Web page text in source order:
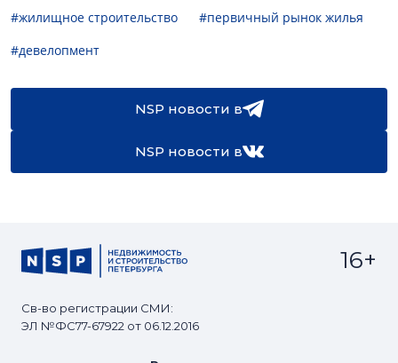
#жилищное строительство
#первичный рынок жилья
#девелопмент
NSP новости в
NSP новости в
Св-во регистрации СМИ:
ЭЛ №ФС77-67922 от 06.12.2016
16+